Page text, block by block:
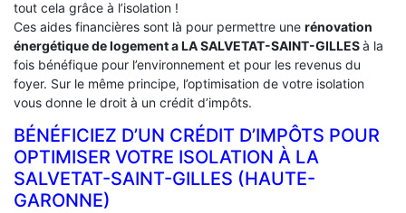
tout cela grâce à l’isolation !
Ces aides financières sont là pour permettre une rénovation
énergétique de logement aLA SALVETAT-SAINT-GILLESà la
fois bénéfique pour l’environnement et pour les revenus du
foyer. Sur le même principe, l’optimisation de votre isolation
vous donne le droit à un crédit d’impôts.
BÉNÉFICIEZ D’UN CRÉDIT D’IMPÔTS POUR
OPTIMISER VOTRE ISOLATION À ‎LA
SALVETAT-SAINT-GILLES (HAUTE-
GARONNE)